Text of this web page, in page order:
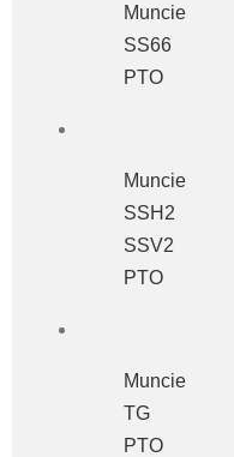
Muncie
SS66
PTO
Muncie
SSH2
SSV2
PTO
Muncie
TG
PTO